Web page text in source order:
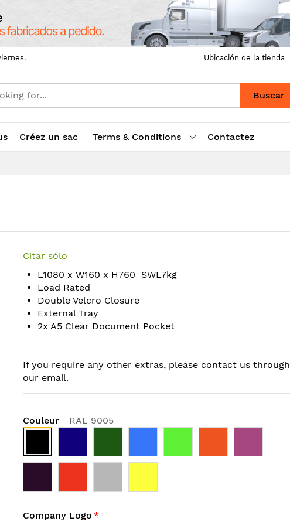
Ubicación de la tienda
Buscar
Créez un sac Terms & Conditions Contactez
Citar sólo
L1080 x W160 x H760 SWL7kg
Load Rated
Double Velcro Closure
External Tray
2x A5 Clear Document Pocket
If you require any other extras, please contact us through
our email.
Couleur RAL 9005
Company Logo